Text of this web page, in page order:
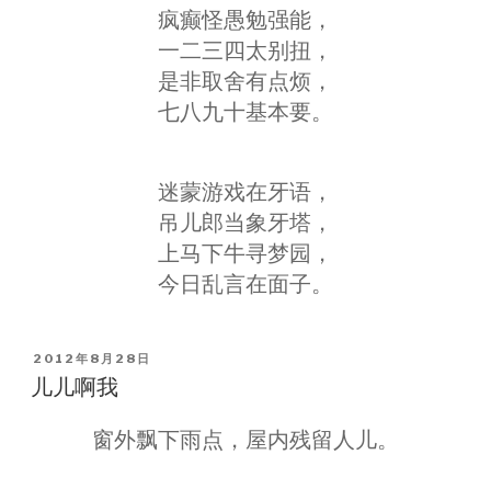
疯癫怪愚勉强能，
一二三四太别扭，
是非取舍有点烦，
七八九十基本要。
迷蒙游戏在牙语，
吊儿郎当象牙塔，
上马下牛寻梦园，
今日乱言在面子。
POSTED
ON
2012年8月28日
儿儿啊我
窗外飘下雨点，屋内残留人儿。